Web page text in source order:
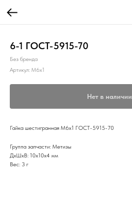
6-1 ГОСТ-5915-70
Без бренда
Артикул: М6х1
Нет в наличии
Гайка шестигранная М6х1 ГОСТ-5915-70
Группа запчасти: Метизы
ДxШxВ: 10x10x4 мм
Вес: 3 г